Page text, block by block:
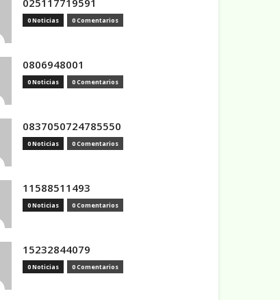
0 Noticias 0 Comentarios
0806948001
0 Noticias 0 Comentarios
0837050724785550
0 Noticias 0 Comentarios
11588511493
0 Noticias 0 Comentarios
15232844079
0 Noticias 0 Comentarios